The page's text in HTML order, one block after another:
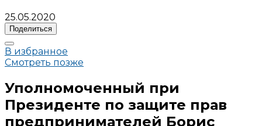
25.05.2020
Поделиться
В избранное
Смотреть позже
Уполномоченный при
Президенте по защите прав
предпринимателей Борис